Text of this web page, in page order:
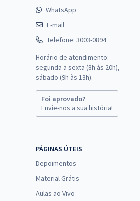
WhatsApp
E-mail
Telefone: 3003-0894
Horário de atendimento:
segunda a sexta (8h às 20h),
sábado (9h às 13h).
Foi aprovado?
Envie-nos a sua história!
PÁGINAS ÚTEIS
Depoimentos
Material Grátis
Aulas ao Vivo